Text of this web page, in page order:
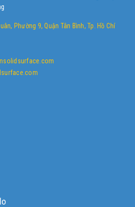
Phường 9, Quận Tân Bình, Tp. Hồ Chí